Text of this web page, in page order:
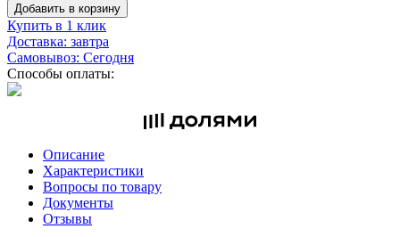
Добавить в корзину
Купить в 1 клик
Доставка: завтра
Самовывоз: Сегодня
Способы оплаты:
Описание
Характеристики
Вопросы по товару
Документы
Отзывы